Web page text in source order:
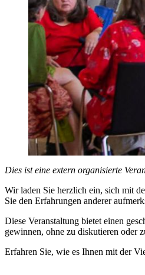
Dies ist eine extern organisierte
Wir laden Sie herzlich ein, sich mit
Sie den Erfahrungen anderer
Diese Veranstaltung bietet einen
gewinnen, ohne zu diskutieren oder
Erfahren Sie, wie es Ihnen mit der